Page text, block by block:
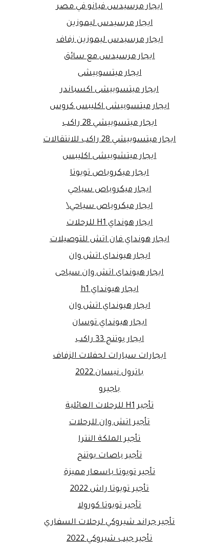
ايجار مرسيدس فيانو في مصر
ايجار مرسيدس ليموزين
ايجار مرسيدس ليموزين زفاف
ايجار مرسيدس مع سائق
ايجار ميتسوبيشى
ايجار ميتسوبيشى اكسباندر
ايجار ميتسوبيشى اكليبس كروس
ايجار ميتسوبيشي 28 راكب
ايجار ميتسوبيشي 28 راكب للانتقالات
ايجار ميتشوبيشى اكليبس
ايجار ميكروباص تويوتا
ايجار ميكروباص سياحي
ايجار ميكروباص سياحي\
ايجار هونداي H1 للرحلات
ايجار هونداي فان اتش للتوصيلات
ايجار هيونداى اتش وان
ايجار هيونداى اتش وان سياحى
ايجار هيونداي h1
ايجار هيونداي اتش وان
ايجار هيونداي توسان
ايجار يوتنج 33 راكب
ايجارات سيارات لحفلات الزفاف
باترول نيسان 2022
باجيرو
تأجير H1 للرحلات العائلية
تأجير اتش وان للرحلات
تأجير الملكة النترا
تأجير باصات يوتنج
تأجير تويوتا باسعار مميزة
تأجير تويوتا راش 2022
تأجير تويوتا كورولا
تأجير جراند شيروكي لرحلات السفاري
تأجير جيب شيروكي 2022